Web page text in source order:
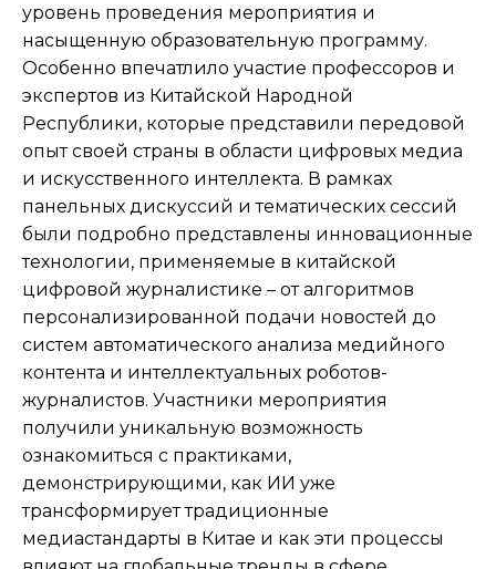
уровень проведения мероприятия и
насыщенную образовательную программу.
Особенно впечатлило участие профессоров и
экспертов из Китайской Народной
Республики, которые представили передовой
опыт своей страны в области цифровых медиа
и искусственного интеллекта. В рамках
панельных дискуссий и тематических сессий
были подробно представлены инновационные
технологии, применяемые в китайской
цифровой журналистике – от алгоритмов
персонализированной подачи новостей до
систем автоматического анализа медийного
контента и интеллектуальных роботов-
журналистов. Участники мероприятия
получили уникальную возможность
ознакомиться с практиками,
демонстрирующими, как ИИ уже
трансформирует традиционные
медиастандарты в Китае и как эти процессы